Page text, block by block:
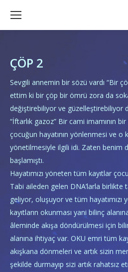
ÇÖP 2
Sevgili annemin bir sözü vardı “Bir
ettim ki bir çöp bir ömrü zora da
değiştirebiliyor ve güzelleştirebiliyor
“İftarlık gazoz” Bir cami imamının
çocuğun hayatının yönlenmesi ve o
yönetilmesiyle ilgili idi. Zaten benim
başlamıştı.
Hayatımızı yöneten tüm kayıtlar
Tabi aileden gelen DNA’larla
geliyor, oluşuyor ve tüm hayatımızı
kayıtların okunması yani bilinç
âleminde akışa döndürülmesi için
alanına ihtiyaç var. OKU emri tüm
akışkana dönmeleri ve artık sizin
şekilde durmayıp sizi artık rahatsız